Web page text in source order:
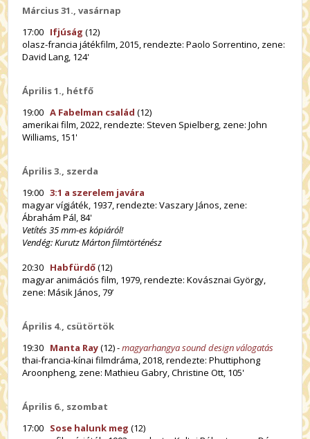
Március 31., vasárnap
17:00 Ifjúság (12)
olasz-francia játékfilm, 2015, rendezte: Paolo Sorrentino, zene:
David Lang, 124'
Április 1., hétfő
19:00A Fabelman család (12)
amerikai film, 2022, rendezte: Steven Spielberg, zene: John
Williams, 151'
Április 3., szerda
19:00 3:1 a szerelem javára
magyar vígjáték, 1937, rendezte: Vaszary János, zene:
Ábrahám Pál, 84'
Vetítés 35 mm-es kópiáról!
Vendég: Kurutz Márton filmtörténész
20:30 Habfürdő(12)
magyar animációs film, 1979, rendezte: Kovásznai György,
zene: Másik János, 79’
Április 4., csütörtök
19:30 Manta Ray(12) -magyarhangya sound design válogatás
thai-francia-kínai filmdráma, 2018, rendezte:Phuttiphong
Aroonpheng, zene: Mathieu Gabry, Christine Ott, 105'
Április 6., szombat
17:00 Sose halunk meg (12)